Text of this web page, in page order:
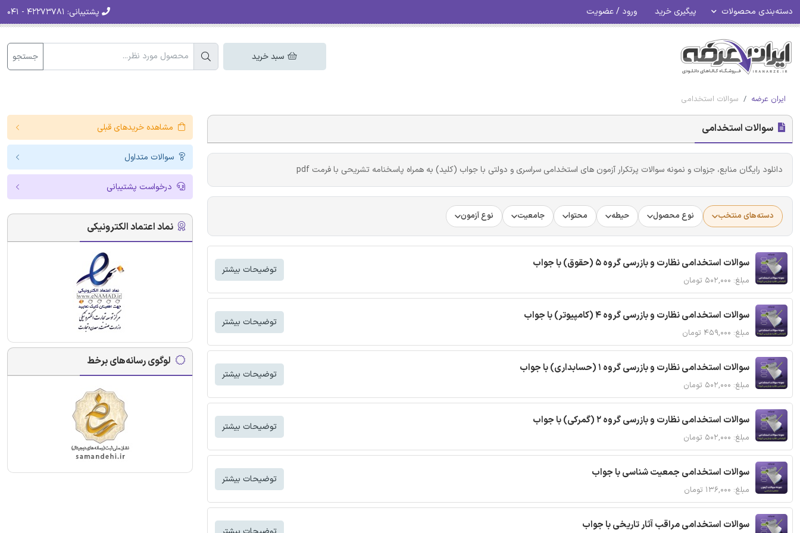
دسته‌بندی محصولات پیگیری خرید ورود / عضویت پشتیبانی:
سبد خرید جستجو
ایران عرضه سوالات استخدامی
سوالات استخدامی
دانلود رایگان منابع، جزوات و نمونه سوالات پرتکرار آزمون های استخدامی سراسری و دولتی با جواب (کلید) به همراه پاسخنامه تشریحی با فرمت pdf
دسته‌های منتخب نوع محصول حیطه محتوا جامعیت نوع آزمون
سوالات استخدامی نظارت و بازرسی گروه 5 (حقوق) با جواب
مبلغ: ۵۰۲,۰۰۰ تومان
توضیحات بیشتر
سوالات استخدامی نظارت و بازرسی گروه 4 (کامپیوتر) با جواب
مبلغ: ۴۵۹,۰۰۰ تومان
توضیحات بیشتر
سوالات استخدامی نظارت و بازرسی گروه 1 (حسابداری) با جواب
مبلغ: ۵۰۲,۰۰۰ تومان
توضیحات بیشتر
سوالات استخدامی نظارت و بازرسی گروه 2 (گمرکی) با جواب
مبلغ: ۵۰۲,۰۰۰ تومان
توضیحات بیشتر
سوالات استخدامی جمعیت شناسی با جواب
مبلغ: ۱۳۶,۰۰۰ تومان
توضیحات بیشتر
سوالات استخدامی مراقب آثار تاریخی با جواب
مشاهده خریدهای قبلی
سوالات متداول
درخواست پشتیبانی
نماد اعتماد الکترونیکی
لوگوی رسانه‌های برخط